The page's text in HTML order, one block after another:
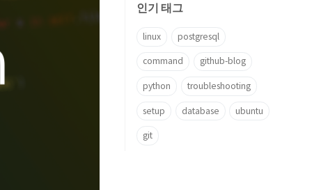
인기 태그
linux postgresql
command github-blog
python troubleshooting
setup database ubuntu
git